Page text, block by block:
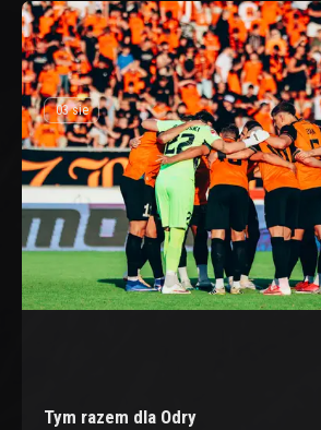
03 sie
Tym razem dla Odry